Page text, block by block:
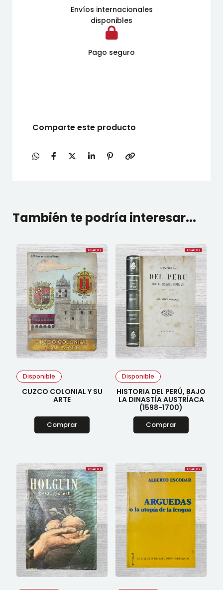
Envíos internacionales
disponibles
Pago seguro
Comparte este producto
También te podría interesar...
Disponible
CUZCO COLONIAL Y SU
ARTE
Comprar
Disponible
HISTORIA DEL PERÚ, BAJO
LA DINASTÍA AUSTRÍACA
(1598-1700)
Comprar